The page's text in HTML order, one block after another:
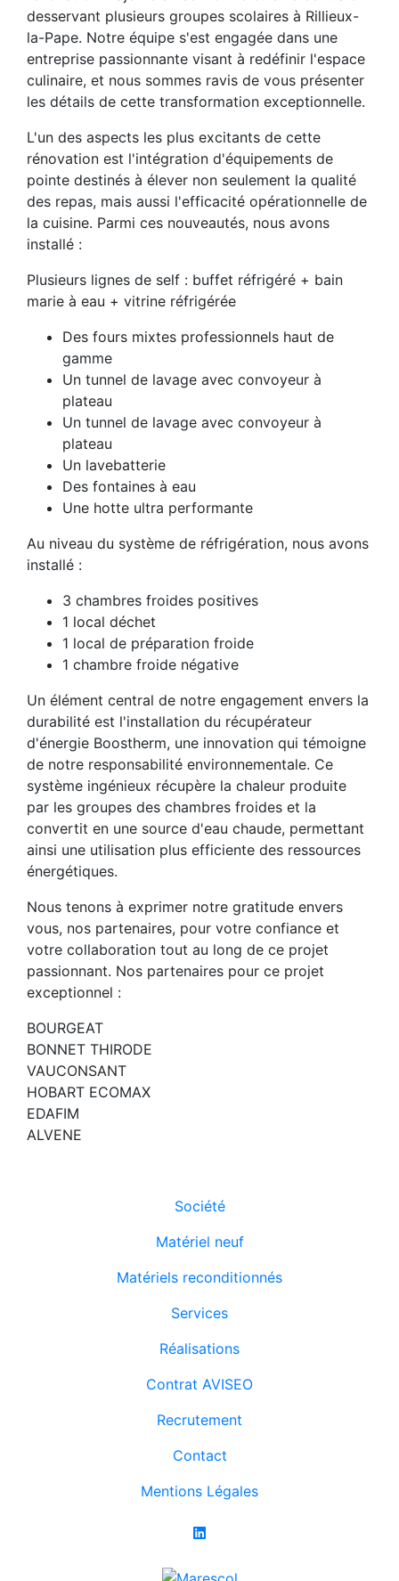
desservant plusieurs groupes scolaires à Rillieux-
la-Pape. Notre équipe s'est engagée dans une
entreprise passionnante visant à redéfinir l'espace
culinaire, et nous sommes ravis de vous présenter
les détails de cette transformation exceptionnelle.
L'un des aspects les plus excitants de cette
rénovation est l'intégration d'équipements de
pointe destinés à élever non seulement la qualité
des repas, mais aussi l'efficacité opérationnelle de
la cuisine. Parmi ces nouveautés, nous avons
installé :
Plusieurs lignes de self : buffet réfrigéré + bain
marie à eau + vitrine réfrigérée
Des fours mixtes professionnels haut de
gamme
Un tunnel de lavage avec convoyeur à
plateau
Un tunnel de lavage avec convoyeur à
plateau
Un lavebatterie
Des fontaines à eau
Une hotte ultra performante
Au niveau du système de réfrigération, nous avons
installé :
3 chambres froides positives
1 local déchet
1 local de préparation froide
1 chambre froide négative
Un élément central de notre engagement envers la
durabilité est l'installation du récupérateur
d'énergie Boostherm, une innovation qui témoigne
de notre responsabilité environnementale. Ce
système ingénieux récupère la chaleur produite
par les groupes des chambres froides et la
convertit en une source d'eau chaude, permettant
ainsi une utilisation plus efficiente des ressources
énergétiques.
Nous tenons à exprimer notre gratitude envers
vous, nos partenaires, pour votre confiance et
votre collaboration tout au long de ce projet
passionnant. Nos partenaires pour ce projet
exceptionnel :
BOURGEAT
BONNET THIRODE
VAUCONSANT
HOBART ECOMAX
EDAFIM
ALVENE
Société
Matériel neuf
Matériels reconditionnés
Services
Réalisations
Contrat AVISEO
Recrutement
Contact
Mentions Légales